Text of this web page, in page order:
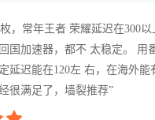
，常年王者 荣耀延迟在300
国加速器，都不 太稳定。 用
延迟能在120左 右，在海外能
很满足了，墙裂推荐”